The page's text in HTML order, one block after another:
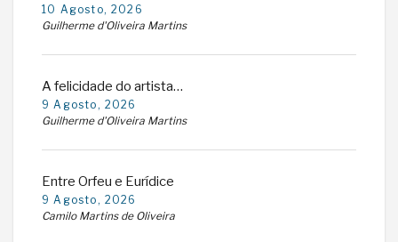
10 Agosto, 2026
Guilherme d'Oliveira Martins
A felicidade do artista…
9 Agosto, 2026
Guilherme d'Oliveira Martins
Entre Orfeu e Eurídice
9 Agosto, 2026
Camilo Martins de Oliveira